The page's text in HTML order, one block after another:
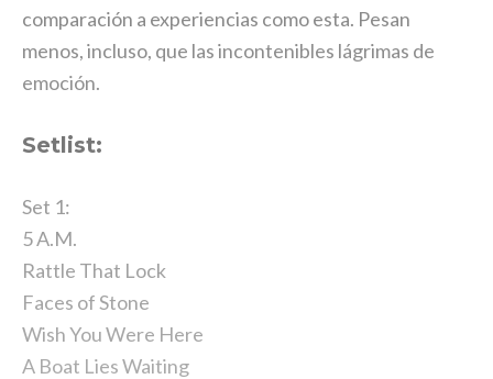
comparación a experiencias como esta. Pesan
menos, incluso, que las incontenibles lágrimas de
emoción.
Setlist:
Set 1:
5 A.M.
Rattle That Lock
Faces of Stone
Wish You Were Here
A Boat Lies Waiting